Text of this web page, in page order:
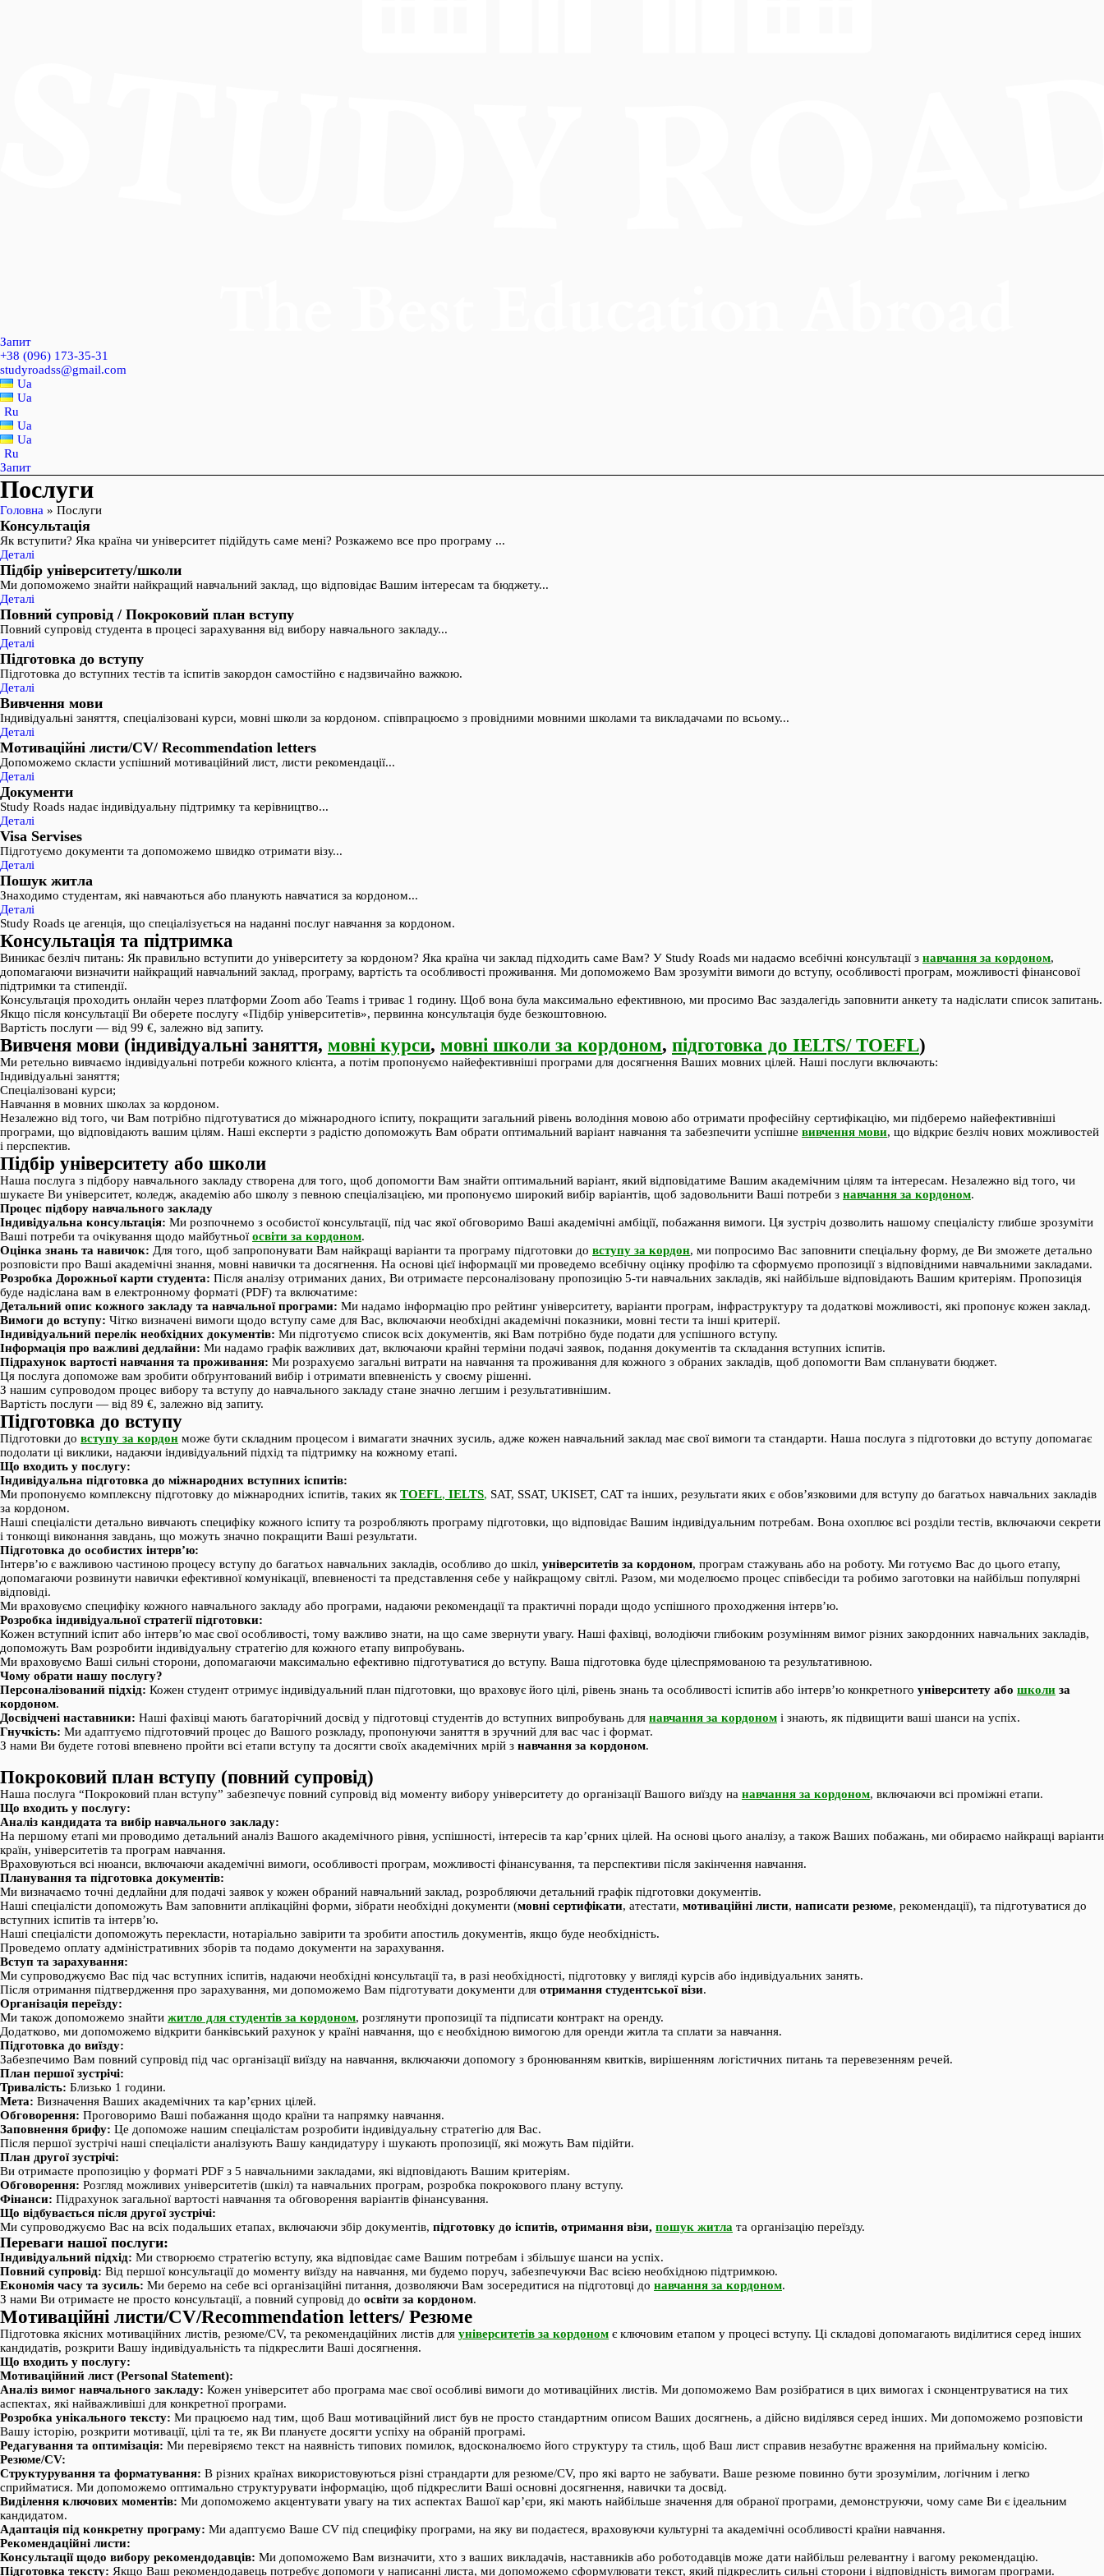
Запит
+38 (096) 173-35-31
studyroadss@gmail.com
Ua
Ua
Ru
Ua
Ua
Ru
Запит
Послуги
Головна » Послуги
Консультація
Як вступити? Яка країна чи університет підійдуть саме мені? Розкажемо все про програму ...
Деталі
Підбір університету/школи
Ми допоможемо знайти найкращий навчальний заклад, що відповідає Вашим інтересам та бюджету...
Деталі
Повний супровід / Покроковий план вступу
Повний супровід студента в процесі зарахування від вибору навчального закладу...
Деталі
Підготовка до вступу
Підготовка до вступних тестів та іспитів закордон самостійно є надзвичайно важкою.
Деталі
Вивчення мови
Індивідуальні заняття, спеціалізовані курси, мовні школи за кордоном. співпрацюємо з провідними мовними школами та викладачами по всьому...
Деталі
Мотиваційні листи/CV/ Recommendation letters
Допоможемо скласти успішний мотиваційний лист, листи рекомендації...
Деталі
Документи
Study Roads надає індивідуальну підтримку та керівництво...
Деталі
Visa Servises
Підготуємо документи та допоможемо швидко отримати візу...
Деталі
Пошук житла
Знаходимо студентам, які навчаються або планують навчатися за кордоном...
Деталі
Study Roads це агенція, що спеціалізується на наданні послуг навчання за кордоном.
Консультація та підтримка
Виникає безліч питань: Як правильно вступити до університету за кордоном? Яка країна чи заклад підходить саме Вам? У Study Roads ми надаємо всебічні консультації з навчання за кордоном,
допомагаючи визначити найкращий навчальний заклад, програму, вартість та особливості проживання. Ми допоможемо Вам зрозуміти вимоги до вступу, особливості програм, можливості фінансової
підтримки та стипендії.
Консультація проходить онлайн через платформи Zoom або Teams і триває 1 годину. Щоб вона була максимально ефективною, ми просимо Вас заздалегідь заповнити анкету та надіслати список запитань.
Якщо після консультації Ви оберете послугу «Підбір університетів», первинна консультація буде безкоштовною.
Вартість послуги — від 99 €, залежно від запиту.
Вивченя мови (індивідуальні заняття, мовні курси, мовні школи за кордоном, підготовка до IELTS/ TOEFL)
Ми ретельно вивчаємо індивідуальні потреби кожного клієнта, а потім пропонуємо найефективніші програми для досягнення Ваших мовних цілей. Наші послуги включають:
Індивідуальні заняття;
Спеціалізовані курси;
Навчання в мовних школах за кордоном.
Незалежно від того, чи Вам потрібно підготуватися до міжнародного іспиту, покращити загальний рівень володіння мовою або отримати професійну сертифікацію, ми підберемо найефективніші
програми, що відповідають вашим цілям. Наші експерти з радістю допоможуть Вам обрати оптимальний варіант навчання та забезпечити успішне вивчення мови, що відкриє безліч нових можливостей
і перспектив.
Підбір університету або школи
Наша послуга з підбору навчального закладу створена для того, щоб допомогти Вам знайти оптимальний варіант, який відповідатиме Вашим академічним цілям та інтересам. Незалежно від того, чи
шукаєте Ви університет, коледж, академію або школу з певною спеціалізацією, ми пропонуємо широкий вибір варіантів, щоб задовольнити Ваші потреби з навчання за кордоном.
Процес підбору навчального закладу
Індивідуальна консультація: Ми розпочнемо з особистої консультації, під час якої обговоримо Ваші академічні амбіції, побажання вимоги. Ця зустріч дозволить нашому спеціалісту глибше зрозуміти
Ваші потреби та очікування щодо майбутньої освіти за кордоном.
Оцінка знань та навичок: Для того, щоб запропонувати Вам найкращі варіанти та програму підготовки до вступу за кордон, ми попросимо Вас заповнити спеціальну форму, де Ви зможете детально
розповісти про Ваші академічні знання, мовні навички та досягнення. На основі цієї інформації ми проведемо всебічну оцінку профілю та сформуємо пропозиції з відповідними навчальними закладами.
Розробка Дорожньої карти студента: Після аналізу отриманих даних, Ви отримаєте персоналізовану пропозицію 5-ти навчальних закладів, які найбільше відповідають Вашим критеріям. Пропозиція
буде надіслана вам в електронному форматі (PDF) та включатиме:
Детальний опис кожного закладу та навчальної програми: Ми надамо інформацію про рейтинг університету, варіанти програм, інфраструктуру та додаткові можливості, які пропонує кожен заклад.
Вимоги до вступу: Чітко визначені вимоги щодо вступу саме для Вас, включаючи необхідні академічні показники, мовні тести та інші критерії.
Індивідуальний перелік необхідних документів: Ми підготуємо список всіх документів, які Вам потрібно буде подати для успішного вступу.
Інформація про важливі дедлайни: Ми надамо графік важливих дат, включаючи крайні терміни подачі заявок, подання документів та складання вступних іспитів.
Підрахунок вартості навчання та проживання: Ми розрахуємо загальні витрати на навчання та проживання для кожного з обраних закладів, щоб допомогти Вам спланувати бюджет.
Ця послуга допоможе вам зробити обґрунтований вибір і отримати впевненість у своєму рішенні.
З нашим супроводом процес вибору та вступу до навчального закладу стане значно легшим і результативнішим.
Вартість послуги — від 89 €, залежно від запиту.
Підготовка до вступу
Підготовки до вступу за кордон може бути складним процесом і вимагати значних зусиль, адже кожен навчальний заклад має свої вимоги та стандарти. Наша послуга з підготовки до вступу допомагає
подолати ці виклики, надаючи індивідуальний підхід та підтримку на кожному етапі.
Що входить у послугу:
Індивідуальна підготовка до міжнародних вступних іспитів:
Ми пропонуємо комплексну підготовку до міжнародних іспитів, таких як TOEFL, IELTS, SAT, SSAT, UKISET, CAT та інших, результати яких є обов’язковими для вступу до багатьох навчальних закладів
за кордоном.
Наші спеціалісти детально вивчають специфіку кожного іспиту та розробляють програму підготовки, що відповідає Вашим індивідуальним потребам. Вона охоплює всі розділи тестів, включаючи секрети
і тонкощі виконання завдань, що можуть значно покращити Ваші результати.
Підготовка до особистих інтерв’ю:
Інтерв’ю є важливою частиною процесу вступу до багатьох навчальних закладів, особливо до шкіл, університетів за кордоном, програм стажувань або на роботу. Ми готуємо Вас до цього етапу,
допомагаючи розвинути навички ефективної комунікації, впевненості та представлення себе у найкращому світлі. Разом, ми моделюємо процес співбесіди та робимо заготовки на найбільш популярні
відповіді.
Ми враховуємо специфіку кожного навчального закладу або програми, надаючи рекомендації та практичні поради щодо успішного проходження інтерв’ю.
Розробка індивідуальної стратегії підготовки:
Кожен вступний іспит або інтерв’ю має свої особливості, тому важливо знати, на що саме звернути увагу. Наші фахівці, володіючи глибоким розумінням вимог різних закордонних навчальних закладів,
допоможуть Вам розробити індивідуальну стратегію для кожного етапу випробувань.
Ми враховуємо Ваші сильні сторони, допомагаючи максимально ефективно підготуватися до вступу. Ваша підготовка буде цілеспрямованою та результативною.
Чому обрати нашу послугу?
Персоналізований підхід: Кожен студент отримує індивідуальний план підготовки, що враховує його цілі, рівень знань та особливості іспитів або інтерв’ю конкретного університету або школи за
кордоном.
Досвідчені наставники: Наші фахівці мають багаторічний досвід у підготовці студентів до вступних випробувань для навчання за кордоном і знають, як підвищити ваші шанси на успіх.
Гнучкість: Ми адаптуємо підготовчий процес до Вашого розкладу, пропонуючи заняття в зручний для вас час і формат.
З нами Ви будете готові впевнено пройти всі етапи вступу та досягти своїх академічних мрій з навчання за кордоном.
Покроковий план вступу (повний супровід)
Наша послуга “Покроковий план вступу” забезпечує повний супровід від моменту вибору університету до організації Вашого виїзду на навчання за кордоном, включаючи всі проміжні етапи.
Що входить у послугу:
Аналіз кандидата та вибір навчального закладу:
На першому етапі ми проводимо детальний аналіз Вашого академічного рівня, успішності, інтересів та кар’єрних цілей. На основі цього аналізу, а також Ваших побажань, ми обираємо найкращі варіанти
країн, університетів та програм навчання.
Враховуються всі нюанси, включаючи академічні вимоги, особливості програм, можливості фінансування, та перспективи після закінчення навчання.
Планування та підготовка документів:
Ми визначаємо точні дедлайни для подачі заявок у кожен обраний навчальний заклад, розробляючи детальний графік підготовки документів.
Наші спеціалісти допоможуть Вам заповнити аплікаційні форми, зібрати необхідні документи (мовні сертифікати, атестати, мотиваційні листи, написати резюме, рекомендації), та підготуватися до
вступних іспитів та інтерв’ю.
Наші спеціалісти допоможуть перекласти, нотаріально завірити та зробити апостиль документів, якщо буде необхідність.
Проведемо оплату адміністративних зборів та подамо документи на зарахування.
Вступ та зарахування:
Ми супроводжуємо Вас під час вступних іспитів, надаючи необхідні консультації та, в разі необхідності, підготовку у вигляді курсів або індивідуальних занять.
Після отримання підтвердження про зарахування, ми допоможемо Вам підготувати документи для отримання студентської візи.
Організація переїзду:
Ми також допоможемо знайти житло для студентів за кордоном, розглянути пропозиції та підписати контракт на оренду.
Додатково, ми допоможемо відкрити банківський рахунок у країні навчання, що є необхідною вимогою для оренди житла та сплати за навчання.
Підготовка до виїзду:
Забезпечимо Вам повний супровід під час організації виїзду на навчання, включаючи допомогу з бронюванням квитків, вирішенням логістичних питань та перевезенням речей.
План першої зустрічі:
Тривалість: Близько 1 години.
Мета: Визначення Ваших академічних та кар’єрних цілей.
Обговорення: Проговоримо Ваші побажання щодо країни та напрямку навчання.
Заповнення брифу: Це допоможе нашим спеціалістам розробити індивідуальну стратегію для Вас.
Після першої зустрічі наші спеціалісти аналізують Вашу кандидатуру і шукають пропозиції, які можуть Вам підійти.
План другої зустрічі:
Ви отримаєте пропозицію у форматі PDF з 5 навчальними закладами, які відповідають Вашим критеріям.
Обговорення: Розгляд можливих університетів (шкіл) та навчальних програм, розробка покрокового плану вступу.
Фінанси: Підрахунок загальної вартості навчання та обговорення варіантів фінансування.
Що відбувається після другої зустрічі:
Ми супроводжуємо Вас на всіх подальших етапах, включаючи збір документів, підготовку до іспитів, отримання візи, пошук житла та організацію переїзду.
Переваги нашої послуги:
Індивідуальний підхід: Ми створюємо стратегію вступу, яка відповідає саме Вашим потребам і збільшує шанси на успіх.
Повний супровід: Від першої консультації до моменту виїзду на навчання, ми будемо поруч, забезпечуючи Вас всією необхідною підтримкою.
Економія часу та зусиль: Ми беремо на себе всі організаційні питання, дозволяючи Вам зосередитися на підготовці до навчання за кордоном.
З нами Ви отримаєте не просто консультації, а повний супровід до освіти за кордоном.
Мотиваційні листи/CV/Recommendation letters/ Резюме
Підготовка якісних мотиваційних листів, резюме/CV, та рекомендаційних листів для університетів за кордоном є ключовим етапом у процесі вступу. Ці складові допомагають виділитися серед інших
кандидатів, розкрити Вашу індивідуальність та підкреслити Ваші досягнення.
Що входить у послугу:
Мотиваційний лист (Personal Statement):
Аналіз вимог навчального закладу: Кожен університет або програма має свої особливі вимоги до мотиваційних листів. Ми допоможемо Вам розібратися в цих вимогах і сконцентруватися на тих
аспектах, які найважливіші для конкретної програми.
Розробка унікального тексту: Ми працюємо над тим, щоб Ваш мотиваційний лист був не просто стандартним описом Ваших досягнень, а дійсно виділявся серед інших. Ми допоможемо розповісти
Вашу історію, розкрити мотивації, цілі та те, як Ви плануєте досягти успіху на обраній програмі.
Редагування та оптимізація: Ми перевіряємо текст на наявність типових помилок, вдосконалюємо його структуру та стиль, щоб Ваш лист справив незабутнє враження на приймальну комісію.
Резюме/CV:
Структурування та форматування: В різних країнах використовуються різні страндарти для резюме/CV, про які варто не забувати. Ваше резюме повинно бути зрозумілим, логічним і легко
сприйматися. Ми допоможемо оптимально структурувати інформацію, щоб підкреслити Ваші основні досягнення, навички та досвід.
Виділення ключових моментів: Ми допоможемо акцентувати увагу на тих аспектах Вашої кар’єри, які мають найбільше значення для обраної програми, демонструючи, чому саме Ви є ідеальним
кандидатом.
Адаптація під конкретну програму: Ми адаптуємо Ваше CV під специфіку програми, на яку ви подаєтеся, враховуючи культурні та академічні особливості країни навчання.
Рекомендаційні листи:
Консультації щодо вибору рекомендодавців: Ми допоможемо Вам визначити, хто з ваших викладачів, наставників або роботодавців може дати найбільш релевантну і вагому рекомендацію.
Підготовка тексту: Якщо Ваш рекомендодавець потребує допомоги у написанні листа, ми допоможемо сформулювати текст, який підкреслить сильні сторони і відповідність вимогам програми.